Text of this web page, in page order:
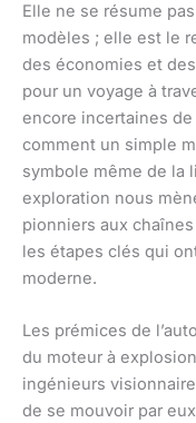
Elle ne se résume
modèles ; elle est le
des économies et
pour un voyage à
encore incertaines
comment un simple
symbole même de la
exploration nous
pionniers aux
les étapes clés qui
moderne.
Les prémices de
du moteur à
ingénieurs
de se mouvoir par